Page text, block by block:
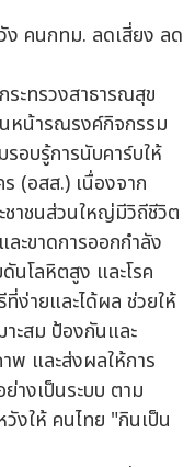
ะทรวงสาธารณสุข
หน้ารณรงค์กิจกรรม
อบรู้การนับคาร์บให้
(อสส.) เนื่องจาก
าชนส่วนใหญ่มีวิถีชีวิต
ละขาดการออกกำลัง
นโลหิตสูง และโรค
ง่ายและได้ผล ช่วยให้
าะสม ป้องกันและ
พ และส่งผลให้การ
างเป็นระบบ ตาม
งให้ คนไทย "กินเป็น